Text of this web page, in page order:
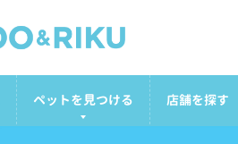
ペットを見つける 店舗を探す